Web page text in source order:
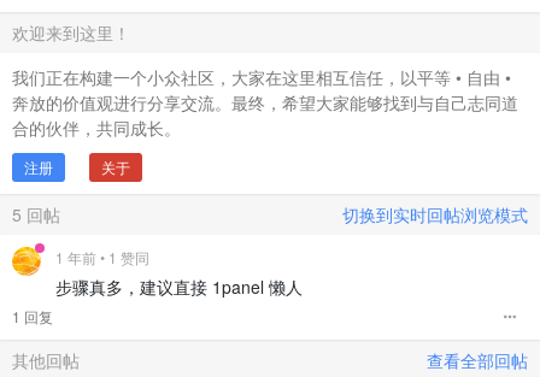
欢迎来到这里！
我们正在构建一个小众社区，大家在这里相互信任，以平等 • 自由 •
奔放的价值观进行分享交流。最终，希望大家能够找到与自己志同道
合的伙伴，共同成长。
注册 关于
5 回帖 切换到实时回帖浏览模式
1 年前• 1 赞同
步骤真多，建议直接 1panel 懒人
1 回复
其他回帖 查看全部回帖